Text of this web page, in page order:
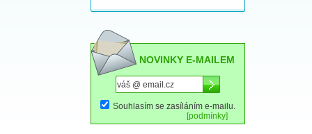
NOVINKY E-MAILEM
Souhlasím se zasíláním e-mailu.
[podmínky]